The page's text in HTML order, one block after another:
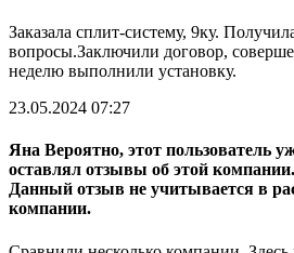
Заказала сплит-систему, 9ку.
вопросы.Заключили договор,
неделю выполнили установку.
23.05.2024 07:27
Яна Вероятно, этот пользователь
оставлял отзывы об этой компании.
Данный отзыв не учитывается в
компании.